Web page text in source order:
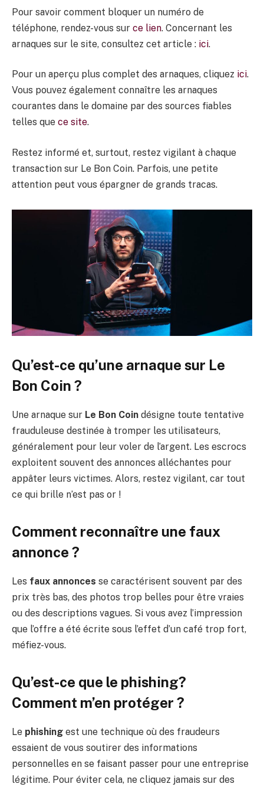
Pour savoir comment bloquer un numéro de
téléphone, rendez-vous sur ce lien. Concernant les
arnaques sur le site, consultez cet article : ici.
Pour un aperçu plus complet des arnaques, cliquez ici.
Vous pouvez également connaître les arnaques
courantes dans le domaine par des sources fiables
telles que ce site.
Restez informé et, surtout, restez vigilant à chaque
transaction sur Le Bon Coin. Parfois, une petite
attention peut vous épargner de grands tracas.
Qu’est-ce qu’une arnaque sur Le
Bon Coin ?
Une arnaque sur Le Bon Coin désigne toute tentative
frauduleuse destinée à tromper les utilisateurs,
généralement pour leur voler de l’argent. Les escrocs
exploitent souvent des annonces alléchantes pour
appâter leurs victimes. Alors, restez vigilant, car tout
ce qui brille n’est pas or !
Comment reconnaître une faux
annonce ?
Les faux annonces se caractérisent souvent par des
prix très bas, des photos trop belles pour être vraies
ou des descriptions vagues. Si vous avez l’impression
que l’offre a été écrite sous l’effet d’un café trop fort,
méfiez-vous.
Qu’est-ce que le phishing?
Comment m’en protéger ?
Le phishing est une technique où des fraudeurs
essaient de vous soutirer des informations
personnelles en se faisant passer pour une entreprise
légitime. Pour éviter cela, ne cliquez jamais sur des